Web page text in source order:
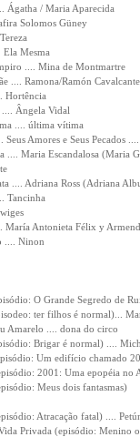
Ágatha / Maria Aparecida
Solomos Güney
Mesma
.... Mina de Montmartre
.... Ramona/Ramón Cavalcante
Hortência
Ângela Vidal
.... última vítima
Amores e Seus Pecados
.... Maria Escandalosa (Maria
.... Adriana Ross (Adriana
Tancinha
María Antonieta Félix y
.... Ninon
O Grande Segredo de
ter filhos é normal)...
Amarelo .... dona do circo
Brigar é normal) ....
Um edifício chamado
2001: Uma epopéia no
Meus dois fantasmas)
Atracação fatal) ....
Privada (episódio: Menino